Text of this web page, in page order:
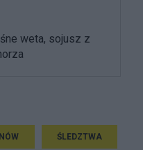
weta, sojusz z
ŚLEDZTWA